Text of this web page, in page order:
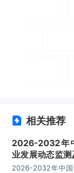
相关推荐
2026-2032年
业发展动态监测
察报告
2026-2032年中